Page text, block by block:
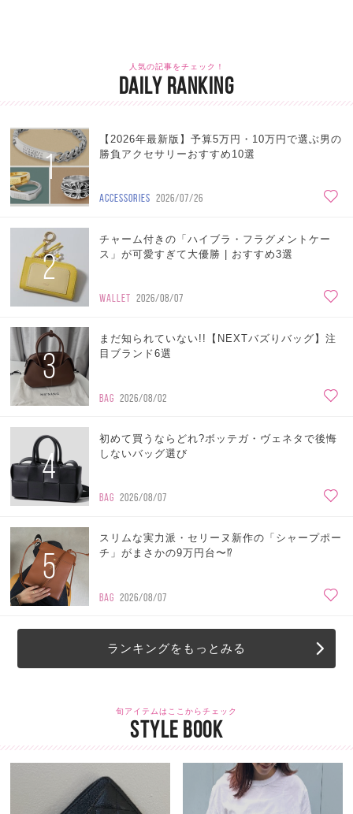
人気の記事をチェック！
DAILY RANKING
1
【2026年最新版】予算5万円・10万円で選ぶ男の
勝負アクセサリーおすすめ10選
ACCESSORIES 2026/07/26
2
チャーム付きの「ハイブラ・フラグメントケー
ス」が可愛すぎて大優勝 | おすすめ3選
WALLET 2026/08/07
3
まだ知られていない!!【NEXTバズりバッグ】注
目ブランド6選
BAG 2026/08/02
4
初めて買うならどれ?ボッテガ・ヴェネタで後悔
しないバッグ選び
BAG 2026/08/07
5
スリムな実力派・セリーヌ新作の「シャープポー
チ」がまさかの9万円台〜⁉
BAG 2026/08/07
ランキングをもっとみる
旬アイテムはここからチェック
STYLE BOOK